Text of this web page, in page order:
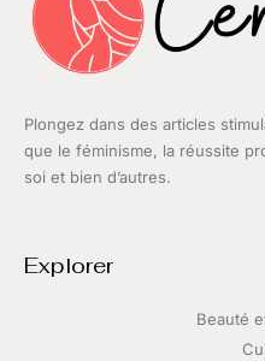
Plongez dans des articles
que le féminisme, la réussite
soi et bien d’autres.
Explorer
Beauté